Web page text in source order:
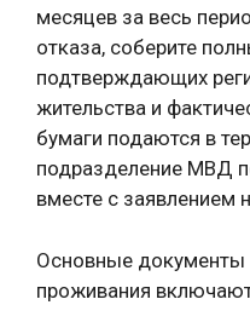
месяцев за весь
отказа, соберите
подтверждающих
жительства и
бумаги подаются в
подразделение МВД
вместе с заявлением
Основные документы
проживания